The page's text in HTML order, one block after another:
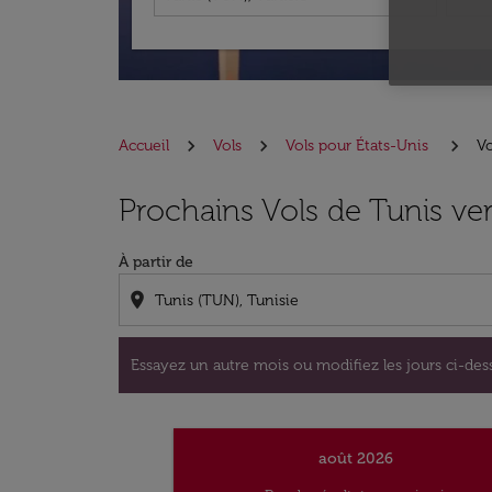
Accueil Vols Vols pour États-Unis
Prochains Vols de Tunis
À partir de
location_on
Essayez un autre mois ou modifiez les jours ci-
Essayez un autre mois ou modifiez les jours
août 2026